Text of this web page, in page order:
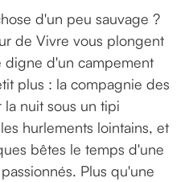
d'un peu sauvage ?
de Vivre vous plongent
digne d'un campement
plus : la compagnie des
la nuit sous un tipi
hurlements lointains, et
bêtes le temps d'une
Plus qu'une